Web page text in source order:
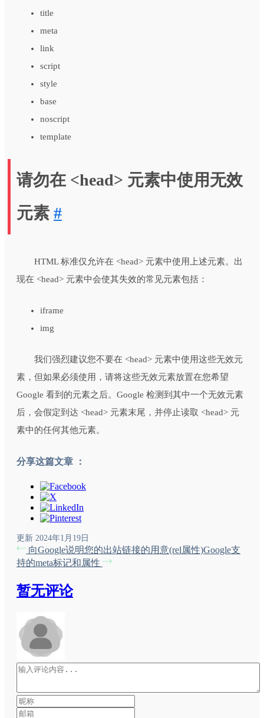
title
meta
link
script
style
base
noscript
template
请勿在 <head> 元素中使用无效
元素 #
HTML 标准仅允许在 <head> 元素中使用上述元素。出
现在 <head> 元素中会使其失效的常见元素包括：
iframe
img
我们强烈建议您不要在 <head> 元素中使用这些无效元
素，但如果必须使用，请将这些无效元素放置在您希望
Google 看到的元素之后。Google 检测到其中一个无效元素
后，会假定到达 <head> 元素末尾，并停止读取 <head> 元
素中的任何其他元素。
分享这篇文章 ：
更新 2024年1月19日
向Google说明您的出站链接的用意(rel属性)Google支
持的meta标记和属性
暂无评论